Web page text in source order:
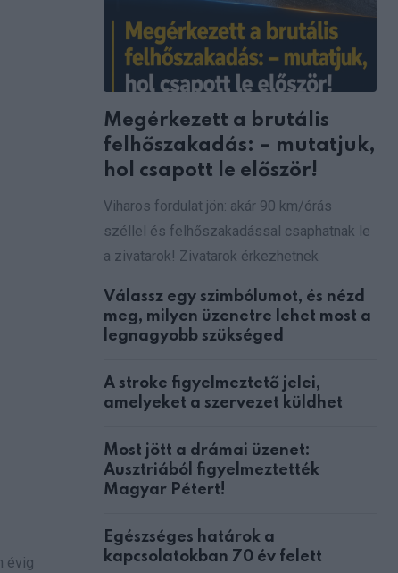
évig
Megérkezett a brutális
felhőszakadás: – mutatjuk,
hol csapott le először!
Viharos fordulat jön: akár 90 km/órás
széllel és felhőszakadással csaphatnak le
a zivatarok! Zivatarok érkezhetnek
Válassz egy szimbólumot, és nézd
meg, milyen üzenetre lehet most a
legnagyobb szükséged
A stroke figyelmeztető jelei,
amelyeket a szervezet küldhet
Most jött a drámai üzenet:
Ausztriából figyelmeztették
Magyar Pétert!
Egészséges határok a
kapcsolatokban 70 év felett